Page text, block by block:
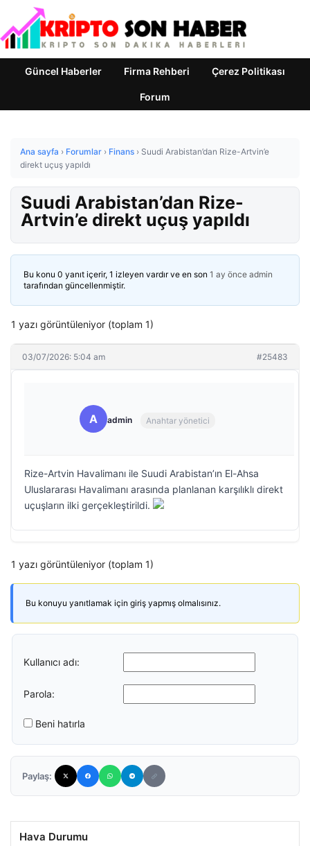
Güncel Haberler Firma Rehberi Çerez Politikası
Forum
Ana sayfa › Forumlar › Finans › Suudi Arabistan’dan Rize-Artvin’e
direkt uçuş yapıldı
Suudi Arabistan’dan Rize-
Artvin’e direkt uçuş yapıldı
Bu konu 0 yanıt içerir, 1 izleyen vardır ve en son 1 ay önce admin
tarafından güncellenmiştir.
1 yazı görüntüleniyor (toplam 1)
03/07/2026: 5:04 am #25483
A admin Anahtar yönetici
Rize-Artvin Havalimanı ile Suudi Arabistan’ın El-Ahsa
Uluslararası Havalimanı arasında planlanan karşılıklı direkt
uçuşların ilki gerçekleştirildi.
1 yazı görüntüleniyor (toplam 1)
Bu konuyu yanıtlamak için giriş yapmış olmalısınız.
Kullanıcı adı:
Parola:
Beni hatırla
Paylaş:
Hava Durumu